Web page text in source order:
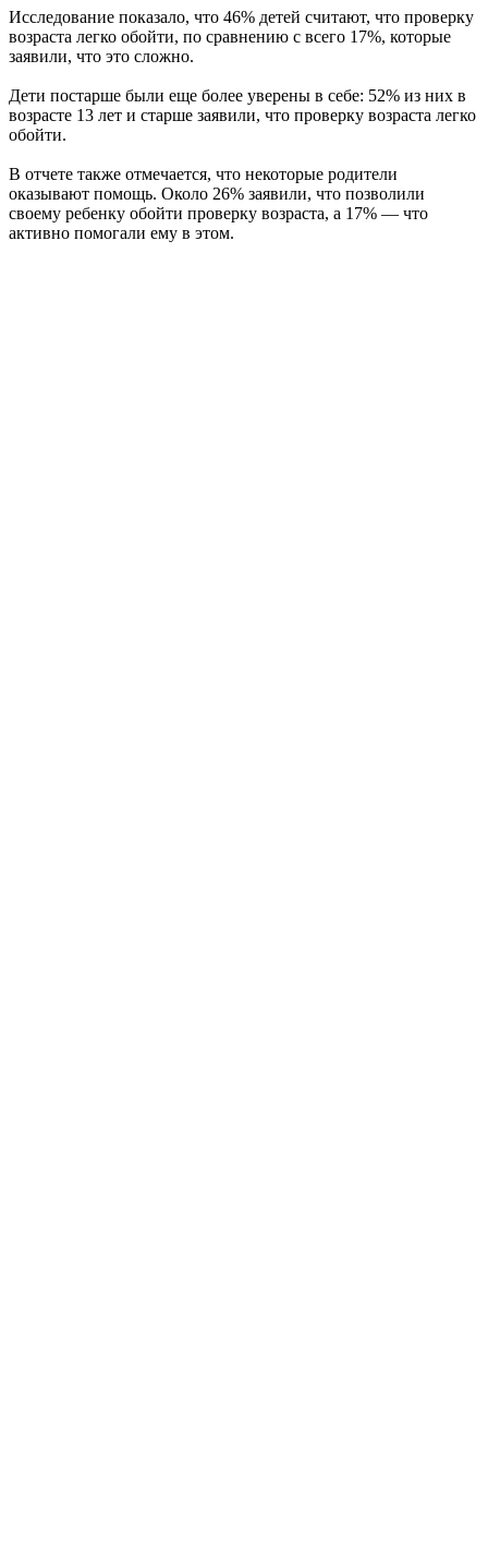
Исследование показало, что 46% детей считают, что проверку
возраста легко обойти, по сравнению с всего 17%, которые
заявили, что это сложно.
Дети постарше были еще более уверены в себе: 52% из них в
возрасте 13 лет и старше заявили, что проверку возраста легко
обойти.
В отчете также отмечается, что некоторые родители
оказывают помощь. Около 26% заявили, что позволили
своему ребенку обойти проверку возраста, а 17% — что
активно помогали ему в этом.